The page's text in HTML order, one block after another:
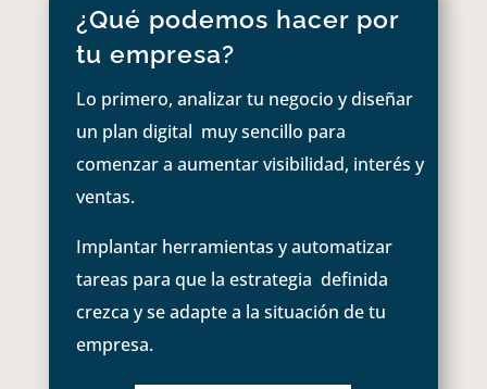
¿Qué podemos hacer por
tu empresa?
Lo primero, analizar tu negocio y diseñar
un plan digital muy sencillo para
comenzar a aumentar visibilidad, interés y
ventas.
Implantar herramientas y automatizar
tareas para que la estrategia definida
crezca y se adapte a la situación de tu
empresa.